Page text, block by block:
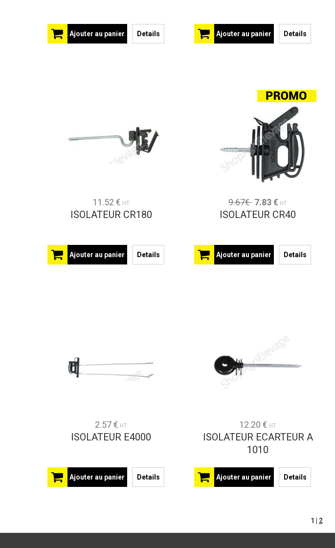
Ajouter au panier Details Ajouter au panier Details
11.52 € HT
ISOLATEUR CR180
Ajouter au panier Details
9.67€ 7.83 € HT
ISOLATEUR CR40
Ajouter au panier Details
2.57 € HT
ISOLATEUR E4000
Ajouter au panier Details
12.20 € HT
ISOLATEUR ECARTEUR A
1010
Ajouter au panier Details
1 | 2